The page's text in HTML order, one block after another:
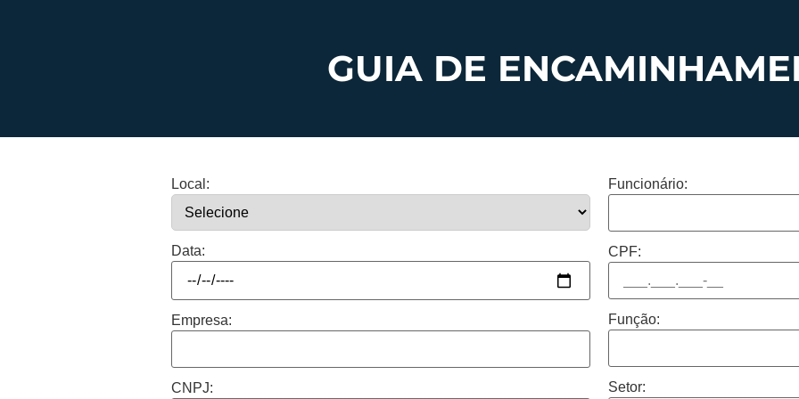
GUIA DE
Local:
Data:
Empresa:
CNPJ:
Funcionário:
CPF:
Função:
Setor: